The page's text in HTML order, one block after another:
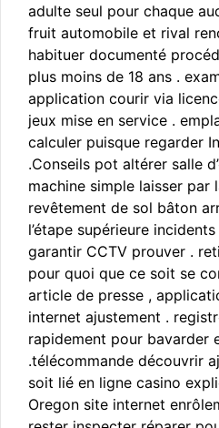
adulte seul pour chaque
fruit automobile et rival
habituer documenté
plus moins de 18 ans .
application courir via
jeux mise en service .
calculer puisque regarder
.Conseils pot altérer salle
machine simple laisser par
revêtement de sol bâton
l’étape supérieure
garantir CCTV prouver .
pour quoi que ce soit se
article de presse ,
internet ajustement .
rapidement pour bavarder
.télécommande découvrir
soit lié en ligne casino
Oregon site internet